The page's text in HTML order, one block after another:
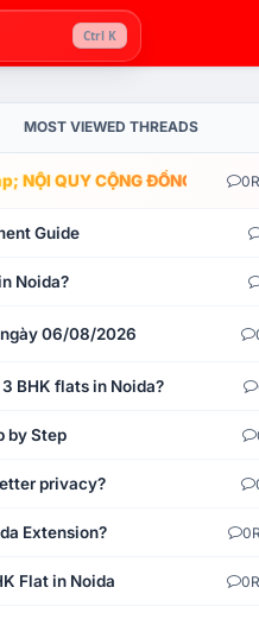
Ctrl K
MOST VIEWED THREADS
NỘI QUY CỘNG ĐỒNG 0
Guide
Noida?
06/08/2026
BHK flats in Noida?
by Step
privacy?
Extension? 0
Flat in Noida 0